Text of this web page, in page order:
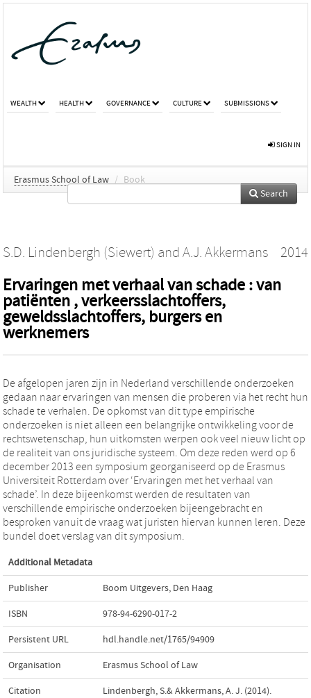
WEALTH HEALTH GOVERNANCE CULTURE SUBMISSIONS
SIGN IN
Erasmus School of Law / Book
Search
S.D. Lindenbergh (Siewert) and A.J. Akkermans 2014
Ervaringen met verhaal van schade : van
patiënten , verkeersslachtoffers,
geweldsslachtoffers, burgers en
werknemers
De afgelopen jaren zijn in Nederland verschillende onderzoeken
gedaan naar ervaringen van mensen die proberen via het recht hun
schade te verhalen. De opkomst van dit type empirische
onderzoeken is niet alleen een belangrijke ontwikkeling voor de
rechtswetenschap, hun uitkomsten werpen ook veel nieuw licht op
de realiteit van ons juridische systeem. Om deze reden werd op 6
december 2013 een symposium georganiseerd op de Erasmus
Universiteit Rotterdam over ‘Ervaringen met het verhaal van
schade’. In deze bijeenkomst werden de resultaten van
verschillende empirische onderzoeken bijeengebracht en
besproken vanuit de vraag wat juristen hiervan kunnen leren. Deze
bundel doet verslag van dit symposium.
Additional Metadata
Publisher Boom Uitgevers, Den Haag
ISBN 978-94-6290-017-2
Persistent URL hdl.handle.net/1765/94909
Organisation Erasmus School of Law
Citation
Lindenbergh, S.& Akkermans, A. J. (2014).